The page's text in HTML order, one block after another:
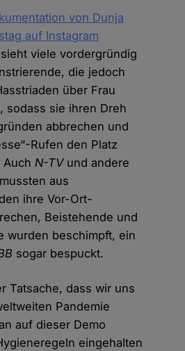
von Dunja
auf Instagram
viele vordergründig
die jedoch
über Frau
sodass sie ihren Dreh
abbrechen und
Rufen den Platz
AuchN-TVund andere
aus
ihre Vor-Ort-
Beistehende und
wurden beschimpft, ein
sogar bespuckt.
Tatsache, dass wir uns
Pandemie
auf dieser Demo
eingehalten